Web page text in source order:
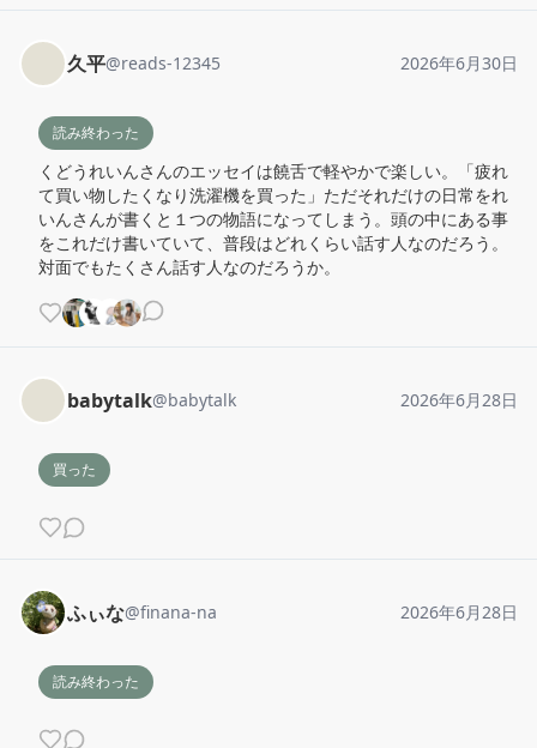
久平@reads-12345 2026年6月30日
読み終わった
くどうれいんさんのエッセイは饒舌で軽やかで楽しい。「疲れ
て買い物したくなり洗濯機を買った」ただそれだけの日常をれ
いんさんが書くと１つの物語になってしまう。頭の中にある事
をこれだけ書いていて、普段はどれくらい話す人なのだろう。
対面でもたくさん話す人なのだろうか。
babytalk@babytalk 2026年6月28日
買った
ふぃな@finana-na 2026年6月28日
読み終わった